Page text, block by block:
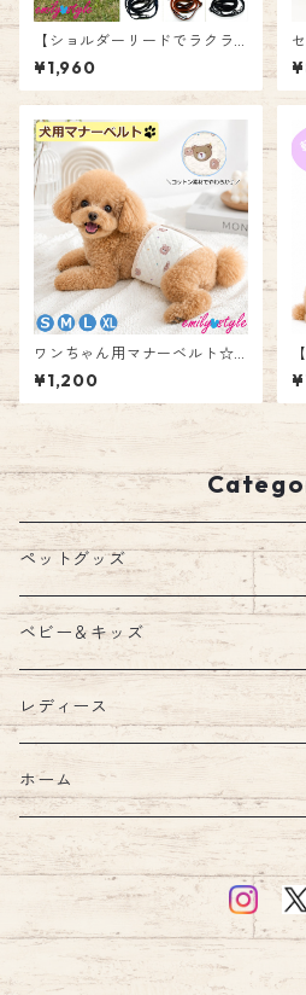
【ショルダーリードでラクラ
クお散歩♪】リード ショルダ
ー ハンズフリー 引っ張りに強
い 強度 反射材 耐久 頑丈 おし
ブラック デニム オレンジ お出
かけ 小型犬 中型犬 大型犬 エ
ミリースタイル emilystyle
¥1,960
♪
2
ワンちゃん用マナーベルト☆
マナーウェア 男の子 ストレッ
チ マナーパッド マナーバンド
マーキング防止対策 しつけ ト
イレ失敗 介護用 ペット emily
style
¥1,200
ト
ペットグッズ
ウェア
ウェア
首輪
ハーネス・リード
ハーネスリードセット
ハーネス
リード
ウォーターボトル
食器・フードボウル
ベビー＆キッズ
キッズルーム
ブランケット
汗取りパッド・ガーゼ
お食事エプロン・ビブ・スタイ
レディース
バッグ
ショルダー
財布
アクセサリー
ホーム
キッチン
インテリア